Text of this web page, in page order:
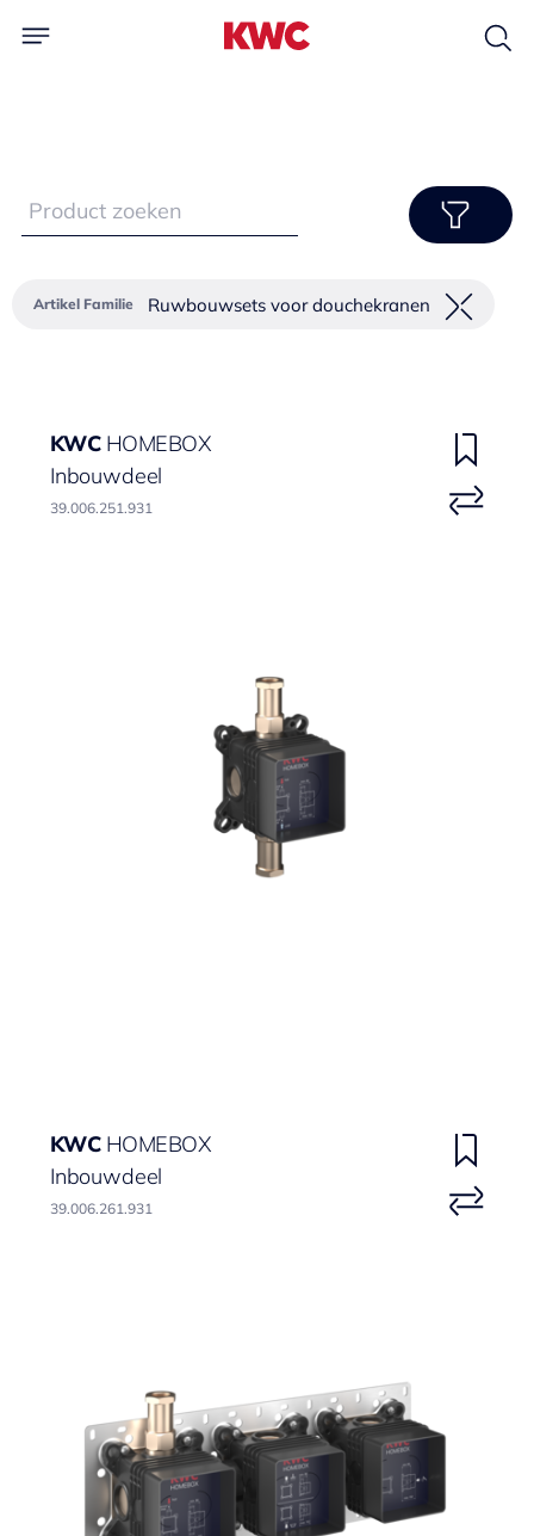
Artikel Familie Ruwbouwsets voor douchekranen
KWC HOMEBOX
Inbouwdeel
39.006.251.931
KWC HOMEBOX
Inbouwdeel
39.006.261.931